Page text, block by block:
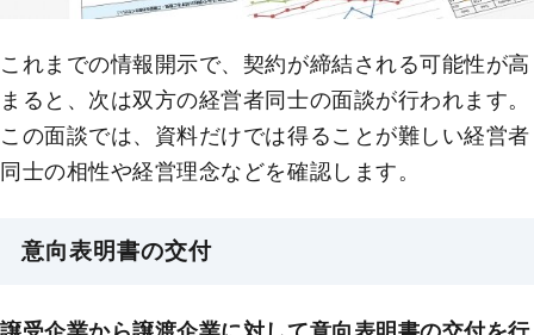
これまでの情報開示で、契約が締結される可能性が高
まると、次は双方の経営者同士の面談が行われます。
この面談では、資料だけでは得ることが難しい経営者
同士の相性や経営理念などを確認します。
意向表明書の交付